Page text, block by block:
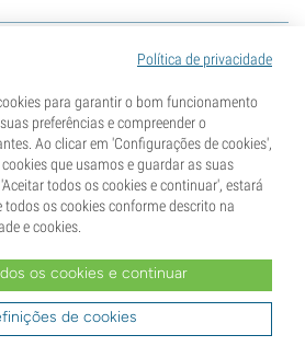
Política de privacidade
para garantir o bom funcionamento
preferências e compreender o
Ao clicar em 'Configurações de cookies',
que usamos e guardar as suas
todos os cookies e continuar', estará
os cookies conforme descrito na
e cookies.
os cookies e continuar
de cookies